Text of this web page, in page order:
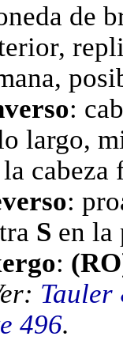
de
:
largo,
la
:
S en la
:
Tauler
496.